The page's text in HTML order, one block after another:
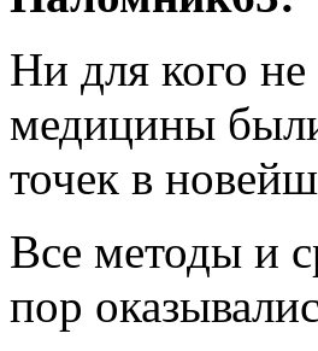
Ни для кого не
медицины
точек в
Все методы и
пор